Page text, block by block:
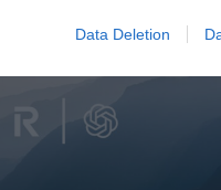
Data Deletion